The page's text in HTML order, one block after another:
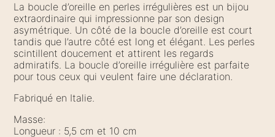
La boucle d’oreille en perles irrégulières est un bijou
extraordinaire qui impressionne par son design
asymétrique. Un côté de la boucle d’oreille est court
tandis que l’autre côté est long et élégant. Les perles
scintillent doucement et attirent les regards
admiratifs. La boucle d’oreille irrégulière est parfaite
pour tous ceux qui veulent faire une déclaration.
Fabriqué en Italie.
Masse:
Longueur : 5,5 cm et 10 cm